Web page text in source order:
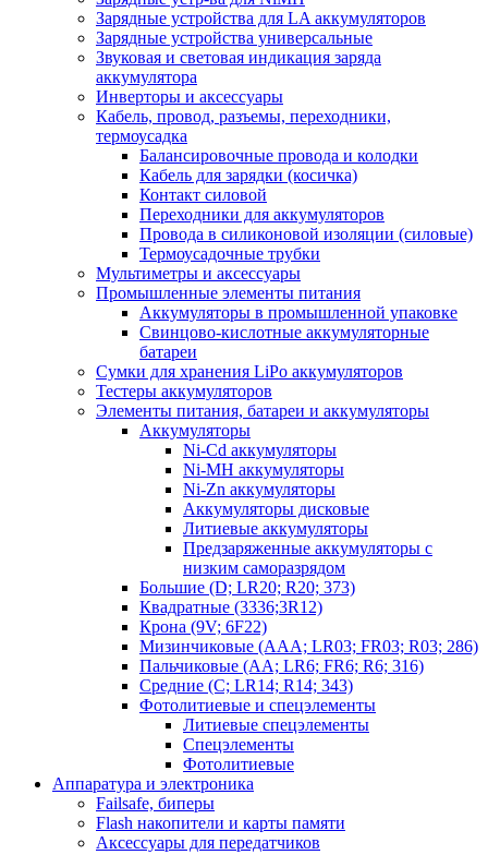
Зарядные устройства для LA аккумуляторов
Зарядные устройства универсальные
Звуковая и световая индикация заряда
аккумулятора
Инверторы и аксессуары
Кабель, провод, разъемы, переходники,
термоусадка
Балансировочные провода и колодки
Кабель для зарядки (косичка)
Контакт силовой
Переходники для аккумуляторов
Провода в силиконовой изоляции (силовые)
Термоусадочные трубки
Мультиметры и аксессуары
Промышленные элементы питания
Аккумуляторы в промышленной упаковке
Свинцово-кислотные аккумуляторные
батареи
Сумки для хранения LiPo аккумуляторов
Тестеры аккумуляторов
Элементы питания, батареи и аккумуляторы
Аккумуляторы
Ni-Cd аккумуляторы
Ni-MH аккумуляторы
Ni-Zn аккумуляторы
Аккумуляторы дисковые
Литиевые аккумуляторы
Предзаряженные аккумуляторы с
низким саморазрядом
Большие (D; LR20; R20; 373)
Квадратные (3336;3R12)
Крона (9V; 6F22)
Мизинчиковые (AAA; LR03; FR03; R03; 286)
Пальчиковые (AA; LR6; FR6; R6; 316)
Средние (C; LR14; R14; 343)
Фотолитиевые и спецэлементы
Литиевые спецэлементы
Спецэлементы
Фотолитиевые
Аппаратура и электроника
Failsafe, биперы
Flash накопители и карты памяти
Аксессуары для передатчиков